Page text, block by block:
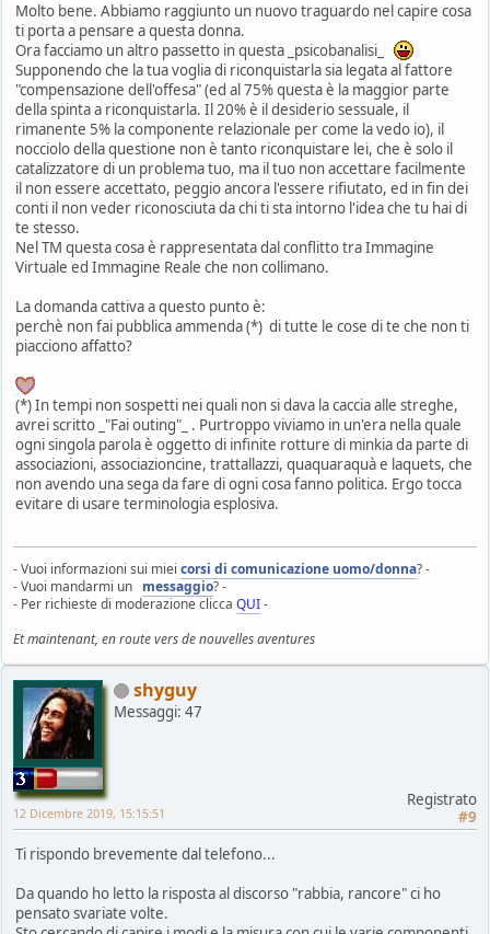
Molto bene. Abbiamo raggiunto un nuovo traguardo nel capire cosa
ti porta a pensare a questa donna.
Ora facciamo un altro passetto in questa _psicobanalisi_
Supponendo che la tua voglia di riconquistarla sia legata al fattore
"compensazione dell'offesa" (ed al 75% questa è la maggior parte
della spinta a riconquistarla. Il 20% è il desiderio sessuale, il
rimanente 5% la componente relazionale per come la vedo io), il
nocciolo della questione non è tanto riconquistare lei, che è solo il
catalizzatore di un problema tuo, ma il tuo non accettare facilmente
il non essere accettato, peggio ancora l'essere rifiutato, ed in fin dei
conti il non veder riconosciuta da chi ti sta intorno l'idea che tu hai di
te stesso.
Nel TM questa cosa è rappresentata dal conflitto tra Immagine
Virtuale ed Immagine Reale che non collimano.
La domanda cattiva a questo punto è:
perchè non fai pubblica ammenda (*) di tutte le cose di te che non ti
piacciono affatto?
(*) In tempi non sospetti nei quali non si dava la caccia alle streghe,
avrei scritto _"Fai outing"_ . Purtroppo viviamo in un'era nella quale
ogni singola parola è oggetto di infinite rotture di minkia da parte di
associazioni, associazioncine, trattallazzi, quaquaraquà e laquets, che
non avendo una sega da fare di ogni cosa fanno politica. Ergo tocca
evitare di usare terminologia esplosiva.
- Vuoi informazioni sui miei corsi di comunicazione uomo/donna? -
- Vuoi mandarmi un messaggio? -
- Per richieste di moderazione clicca QUI-
Et maintenant, en route vers de nouvelles aventures
shyguy
Messaggi: 47
Registrato
#9
12 Dicembre 2019, 15:15:51
Ti rispondo brevemente dal telefono...
Da quando ho letto la risposta al discorso "rabbia, rancore" ci ho
pensato svariate volte.